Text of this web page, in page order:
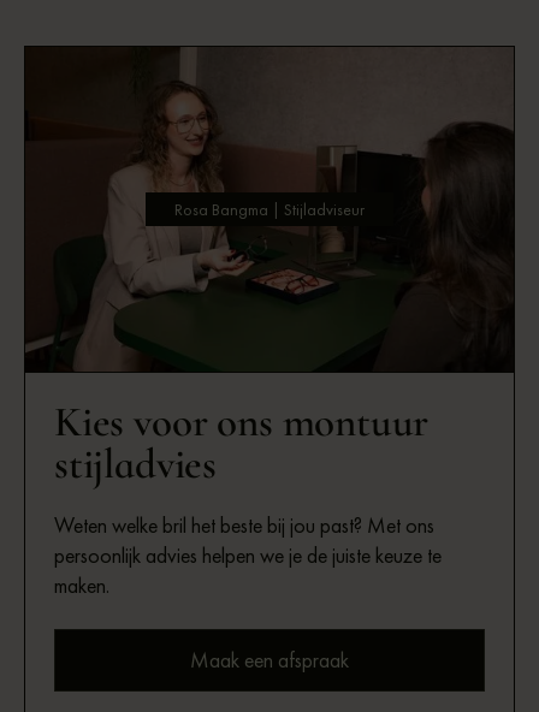
Kies voor ons montuur
stijladvies
Weten welke bril het beste bij jou past? Met ons
persoonlijk advies helpen we je de juiste keuze te
maken.
Maak een afspraak
Rosa Bangma | Stijladviseur